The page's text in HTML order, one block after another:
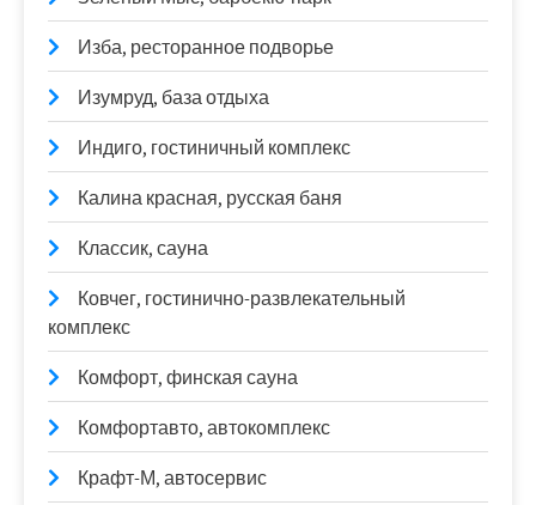
Изба, ресторанное подворье
Изумруд, база отдыха
Индиго, гостиничный комплекс
Калина красная, русская баня
Классик, сауна
Ковчег, гостинично-развлекательный
комплекс
Комфорт, финская сауна
Комфортавто, автокомплекс
Крафт-М, автосервис